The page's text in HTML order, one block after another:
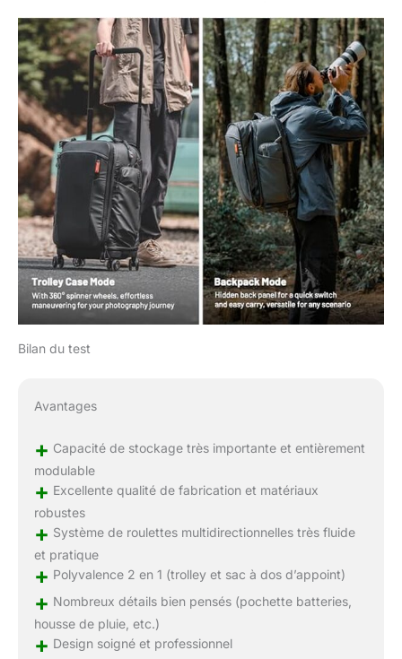
Bilan du test
Avantages
+ Capacité de stockage très importante et entièrement
modulable
+ Excellente qualité de fabrication et matériaux
robustes
+ Système de roulettes multidirectionnelles très fluide
et pratique
+ Polyvalence 2 en 1 (trolley et sac à dos d’appoint)
+ Nombreux détails bien pensés (pochette batteries,
housse de pluie, etc.)
+ Design soigné et professionnel